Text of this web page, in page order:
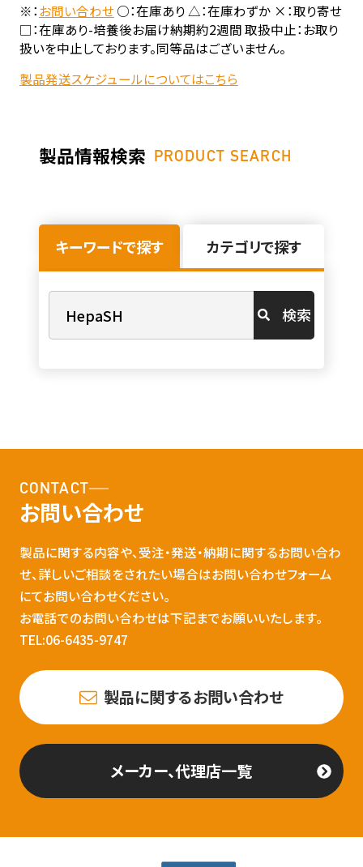
※：お問い合わせ○：在庫あり △：在庫わずか ×：取り寄せ
□：在庫あり-培養後お届け納期約2週間 取扱中止：お取り
扱いを中止しております。同等品はございません。
製品発送スケジュールについてはこちら
製品情報検索 PRODUCT SEARCH
キーワードで探す カテゴリで探す
検索
CONTACT
お問い合わせ
製品に関する内容や、受注・発送・納期に関するお問い合わ
せ、詳しいご相談をされたい場合はお問い合わせフォーム
にてお問い合わせください。
お電話でのお問い合わせは下記までお願いいたします。
TEL:06-6435-9747
製品に関するお問い合わせ
メーカー、代理店一覧